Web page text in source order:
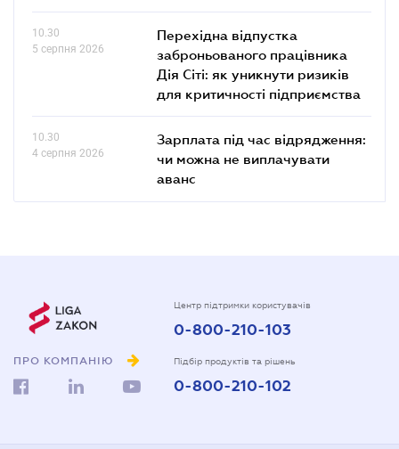
10.30
5 серпня 2026
Перехідна відпустка
заброньованого працівника
Дія Сіті: як уникнути ризиків
для критичності підприємства
10.30
4 серпня 2026
Зарплата під час відрядження:
чи можна не виплачувати
аванс
ПРО КОМПАНІЮ
Центр підтримки користувачів
0-800-210-103
Підбір продуктів та рішень
0-800-210-102